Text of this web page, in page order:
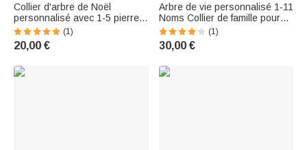
Collier d'arbre de Noël
personnalisé avec 1-5 pierres
de naissance et noms gravés
Bijoux de famille Cadeau
d'anniversaire de Noël pour
(1)
20,00 €
Arbre de vie personnalisé 1-11
Noms Collier de famille pour
cadeau de fête des mères
(1)
30,00 €